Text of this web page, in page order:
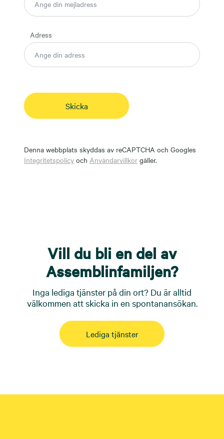
Adress
Skicka
Denna webbplats skyddas av reCAPTCHA och Googles
Integritetspolicy och Användarvillkor gäller.
Vill du bli en del av
Assemblinfamiljen?
Inga lediga tjänster på din ort? Du är alltid
välkommen att skicka in en spontanansökan.
Lediga tjänster